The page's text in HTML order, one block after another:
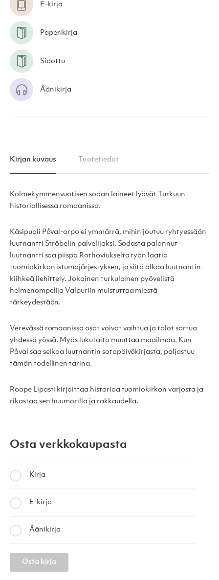
E-kirja
Paperikirja
Sidottu
Äänikirja
Kirjan kuvaus Tuotetiedot
Kolmekymmenvuotisen sodan laineet lyövät Turkuun
historiallisessa romaanissa.
Käsipuoli Påval-orpo ei ymmärrä, mihin joutuu ryhtyessään
luutnantti Ströbelin palvelijaksi. Sodasta palannut
luutnantti saa piispa Rothoviukselta työn laatia
tuomiokirkon istumajärjestyksen, ja siitä alkaa luutnantin
kiihkeä liehittely. Jokainen turkulainen pyövelistä
helmenompelija Valpuriin muistuttaa miestä
tärkeydestään.
Verevässä romaanissa osat voivat vaihtua ja talot sortua
yhdessä yössä. Myös lukutaito muuttaa maailmaa. Kun
Påval saa selkoa luutnantin sotapäiväkirjasta, paljastuu
tämän todellinen tarina.
Roope Lipasti kirjoittaa historiaa tuomiokirkon varjosta ja
rikastaa sen huumorilla ja rakkaudella.
Osta verkkokaupasta
Kirja
E-kirja
Äänikirja
Osta kirja